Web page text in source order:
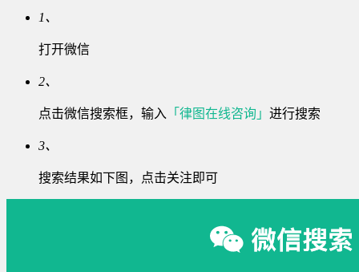
1、
打开微信
2、
点击微信搜索框，输入 「律图在线咨询」 进行搜索
3、
搜索结果如下图，点击关注即可